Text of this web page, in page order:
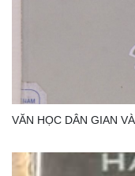
VĂN HỌC DÂN GIAN